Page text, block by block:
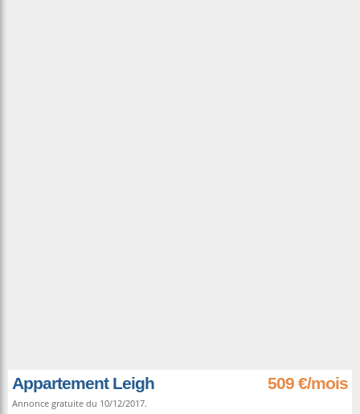
Appartement Leigh 509 €/mois
Annonce gratuite du 10/12/2017.